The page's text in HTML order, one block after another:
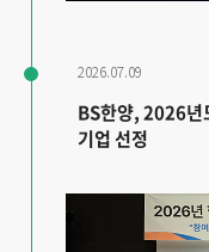
2026.07.09
BS한양, 2026년
기업 선정